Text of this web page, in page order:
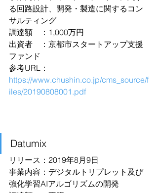
る回路設計、開発・製造に関するコン
サルティング
調達額　：1,000万円
出資者　：京都市スタートアップ支援
ファンド
参考URL：
https://www.chushin.co.jp/cms_source/f
iles/20190808001.pdf
Datumix
リリース：2019年8月9日
事業内容：デジタルトリプレット及び
強化学習AIアルゴリズムの開発